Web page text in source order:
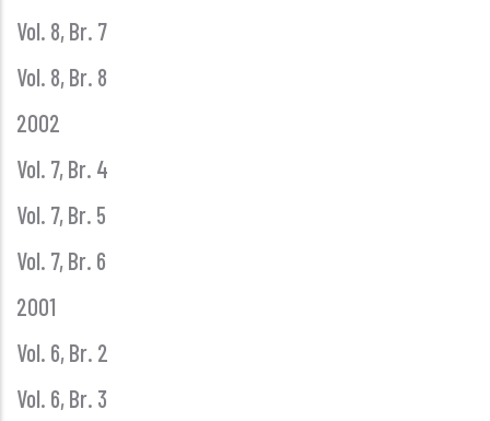
Vol. 8, Br. 7
Vol. 8, Br. 8
2002
Vol. 7, Br. 4
Vol. 7, Br. 5
Vol. 7, Br. 6
2001
Vol. 6, Br. 2
Vol. 6, Br. 3